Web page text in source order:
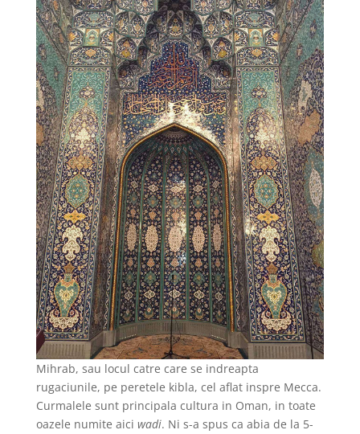
Mihrab, sau locul catre care se indreapta
rugaciunile, pe peretele kibla, cel aflat inspre Mecca.
Curmalele sunt principala cultura in Oman, in toate
oazele numite aici wadi. Ni s-a spus ca abia de la 5-